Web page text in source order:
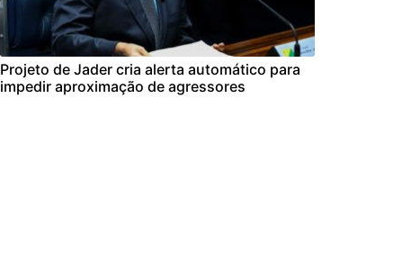
Projeto de Jader cria alerta automático para
impedir aproximação de agressores